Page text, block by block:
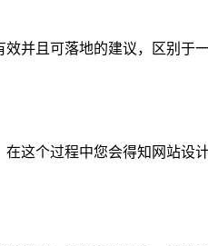
并且可落地的建议，区别于
这个过程中您会得知网站设